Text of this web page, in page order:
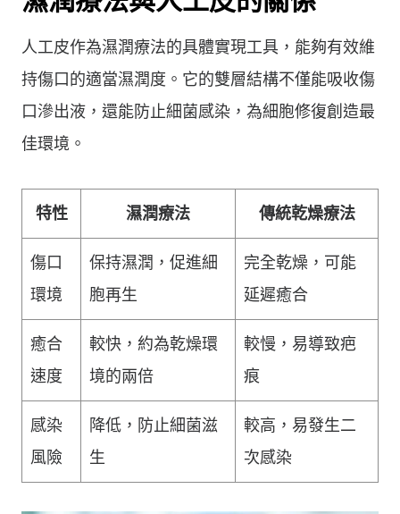
人工皮作為濕潤療法的具體實現工具，能夠有效維
持傷口的適當濕潤度。它的雙層結構不僅能吸收傷
口滲出液，還能防止細菌感染，為細胞修復創造最
佳環境。
特性 濕潤療法 傳統乾燥療法
傷口
環境
保持濕潤，促進細
胞再生
完全乾燥，可能
延遲癒合
癒合
速度
較快，約為乾燥環
境的兩倍
較慢，易導致疤
痕
感染
風險
降低，防止細菌滋
生
較高，易發生二
次感染